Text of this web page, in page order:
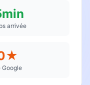
arrivée
Google